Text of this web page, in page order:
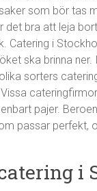
som bör tas
det bra att leja
Catering i
ska brinna
sorters
pajer.
passar perfekt,
i